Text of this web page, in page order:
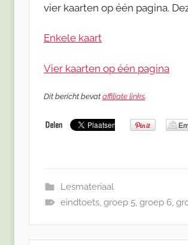
vier kaarten op één pagina.
Enkele kaart
Vier kaarten op één pagina
Dit bericht bevat affiliate links.
Lesmateriaal
eindtoets, groep 5, groep 6,